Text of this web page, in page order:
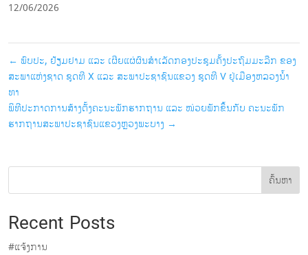
12/06/2026
← ພົບປະ, ຢ້ຽມຢາມ ແລະ ເຜີຍແຜ່ຜົນສໍາເລັດກອງປະຊຸມຄັ້ງປະຖົມມະລືກ ຂອງ
ສະພາແຫ່ງຊາດ ຊຸດທີ X ແລະ ສະພາປະຊາຊົນແຂວງ ຊຸດທີ V ຢູ່ເມືອງຫລວງນ້ຳ
ທາ
ພິທີປະກາດການສ້າງຕັ້ງຄະນະພັກຮາກຖານ ແລະ ໜ່ວຍພັກຂຶ້ນກັບ ຄະນະພັກ
ຮາກຖານສະພາປະຊາຊົນແຂວງຫຼວງພະບາງ →
ຄົ້ນຫາ
Recent Posts
#ແຈ້ງການ